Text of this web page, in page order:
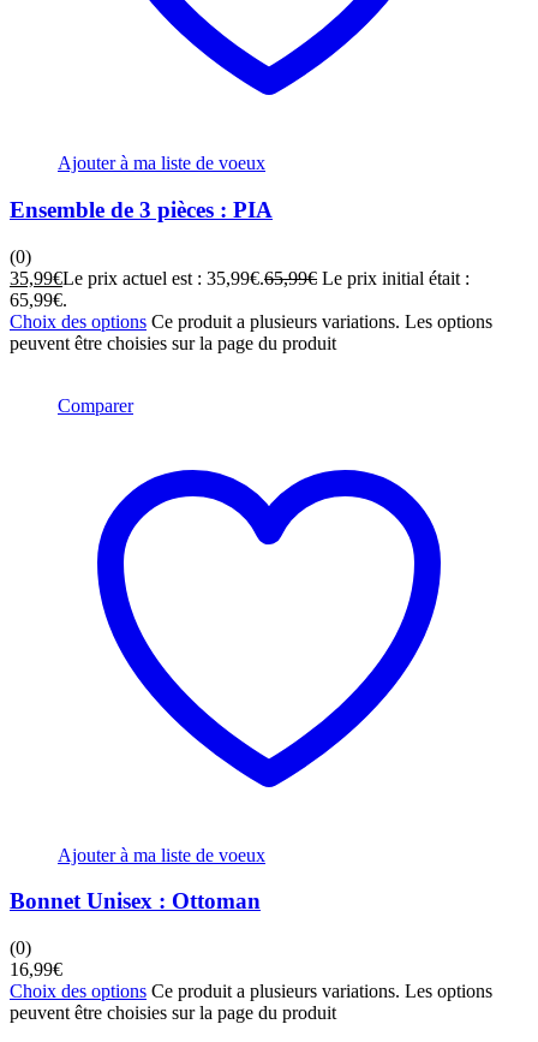
Ajouter à ma liste de voeux
Ensemble de 3 pièces : PIA
(0)
35,99€Le prix actuel est : 35,99€.65,99€ Le prix initial était :
65,99€.
Choix des options Ce produit a plusieurs variations. Les options
peuvent être choisies sur la page du produit
Comparer
Ajouter à ma liste de voeux
Bonnet Unisex : Ottoman
(0)
16,99€
Choix des options Ce produit a plusieurs variations. Les options
peuvent être choisies sur la page du produit